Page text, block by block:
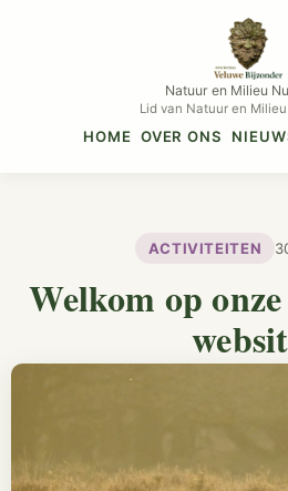
Natuur en Milieu
Lid van Natuur en
HOME OVER ONS
ACTIVITEITEN
Welkom op